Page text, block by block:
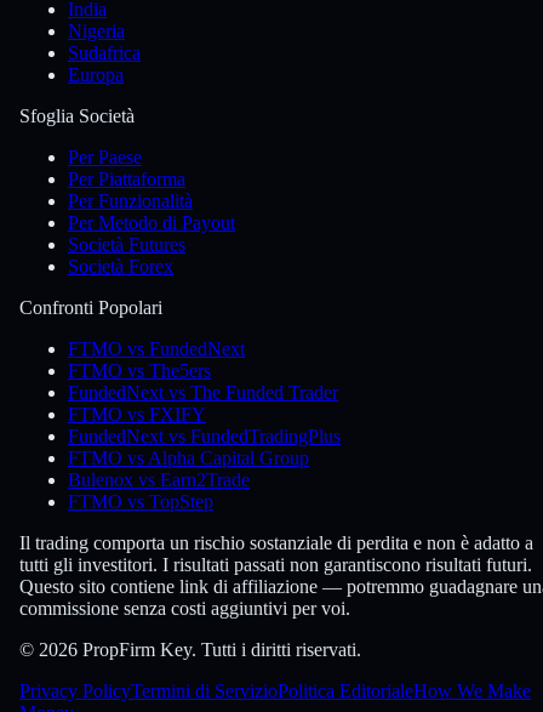
India
Nigeria
Sudafrica
Europa
Sfoglia Società
Per Paese
Per Piattaforma
Per Funzionalità
Per Metodo di Payout
Società Futures
Società Forex
Confronti Popolari
FTMO vs FundedNext
FTMO vs The5ers
FundedNext vs The Funded Trader
FTMO vs FXIFY
FundedNext vs FundedTradingPlus
FTMO vs Alpha Capital Group
Bulenox vs Earn2Trade
FTMO vs TopStep
Il trading comporta un rischio sostanziale di perdita e non è adatto a
tutti gli investitori. I risultati passati non garantiscono risultati futuri.
Questo sito contiene link di affiliazione — potremmo guadagnare
commissione senza costi aggiuntivi per voi.
© 2026 PropFirm Key. Tutti i diritti riservati.
Privacy PolicyTermini di ServizioPolitica EditorialeHow We Make